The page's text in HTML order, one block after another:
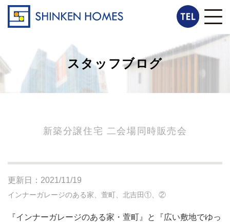
スタッフブログ
新築分譲住宅 二会場同時販売会
更新日：2021/11/19
インナーガレージのある家、萱町、北吉田①、②
『インナーガレージのある家・萱町』と『広い敷地でゆっ